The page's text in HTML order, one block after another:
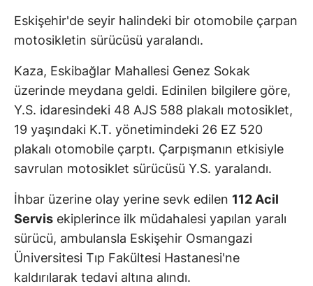
Eskişehir'de seyir halindeki bir otomobile çarpan
motosikletin sürücüsü yaralandı.
Kaza, Eskibağlar Mahallesi Genez Sokak
üzerinde meydana geldi. Edinilen bilgilere göre,
Y.S. idaresindeki 48 AJS 588 plakalı motosiklet,
19 yaşındaki K.T. yönetimindeki 26 EZ 520
plakalı otomobile çarptı. Çarpışmanın etkisiyle
savrulan motosiklet sürücüsü Y.S. yaralandı.
İhbar üzerine olay yerine sevk edilen 112 Acil
Servis ekiplerince ilk müdahalesi yapılan yaralı
sürücü, ambulansla Eskişehir Osmangazi
Üniversitesi Tıp Fakültesi Hastanesi'ne
kaldırılarak tedavi altına alındı.